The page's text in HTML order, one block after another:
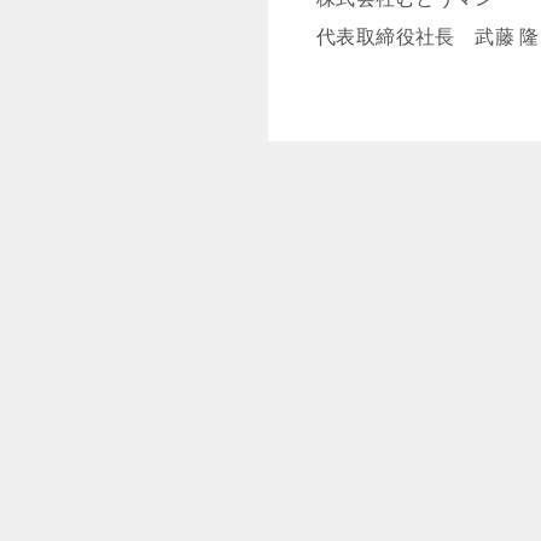
代表取締役社長 武藤